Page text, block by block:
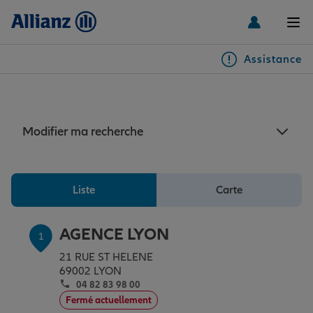
Assistance
Auto
Autres véhicules
Habitation & emprunteur
Équipements habitation
Santé
Famille Loisirs
Modifier ma recherche
Liste Carte
1 AGENCE LYON
21 RUE ST HELENE
69002 LYON
04 82 83 98 00
Fermé actuellement